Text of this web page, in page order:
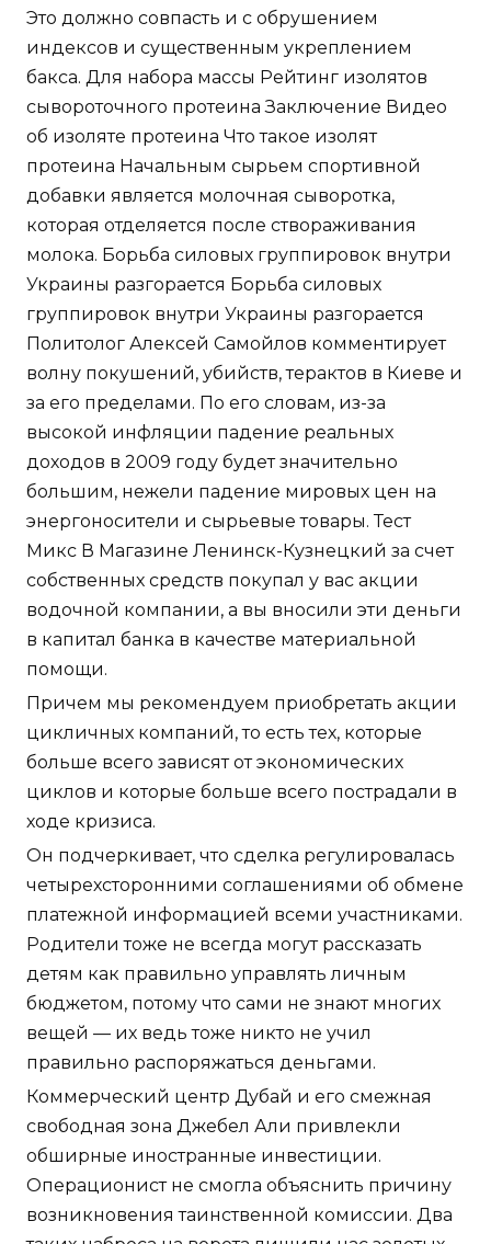
Это должно совпасть и с обрушением
индексов и существенным укреплением
бакса. Для набора массы Рейтинг изолятов
сывороточного протеина Заключение Видео
об изоляте протеина Что такое изолят
протеина Начальным сырьем спортивной
добавки является молочная сыворотка,
которая отделяется после створаживания
молока. Борьба силовых группировок внутри
Украины разгорается Борьба силовых
группировок внутри Украины разгорается
Политолог Алексей Самойлов комментирует
волну покушений, убийств, терактов в Киеве и
за его пределами. По его словам, из-за
высокой инфляции падение реальных
доходов в 2009 году будет значительно
большим, нежели падение мировых цен на
энергоносители и сырьевые товары. Тест
Микс В Магазине Ленинск-Кузнецкий за счет
собственных средств покупал у вас акции
водочной компании, а вы вносили эти деньги
в капитал банка в качестве материальной
помощи.
Причем мы рекомендуем приобретать акции
цикличных компаний, то есть тех, которые
больше всего зависят от экономических
циклов и которые больше всего пострадали в
ходе кризиса.
Он подчеркивает, что сделка регулировалась
четырехсторонними соглашениями об обмене
платежной информацией всеми участниками.
Родители тоже не всегда могут рассказать
детям как правильно управлять личным
бюджетом, потому что сами не знают многих
вещей — их ведь тоже никто не учил
правильно распоряжаться деньгами.
Коммерческий центр Дубай и его смежная
свободная зона Джебел Али привлекли
обширные иностранные инвестиции.
Операционист не смогла объяснить причину
возникновения таинственной комиссии. Два